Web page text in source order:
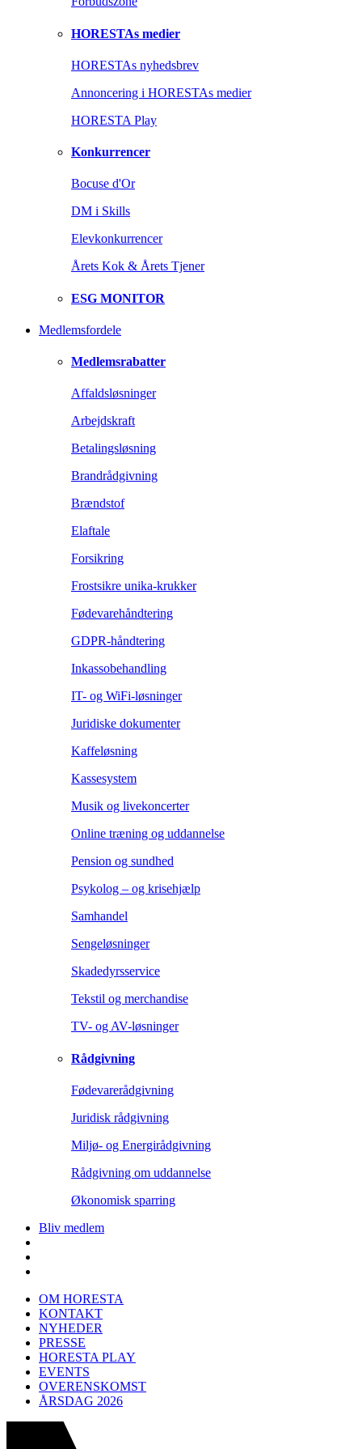
HORESTAs medier
HORESTAs nyhedsbrev
Annoncering i HORESTAs medier
HORESTA Play
Konkurrencer
Bocuse d'Or
DM i Skills
Elevkonkurrencer
Årets Kok & Årets Tjener
ESG MONITOR
Medlemsfordele
Medlemsrabatter
Affaldsløsninger
Arbejdskraft
Betalingsløsning
Brandrådgivning
Brændstof
Elaftale
Forsikring
Frostsikre unika-krukker
Fødevarehåndtering
GDPR-håndtering
Inkassobehandling
IT- og WiFi-løsninger
Juridiske dokumenter
Kaffeløsning
Kassesystem
Musik og livekoncerter
Online træning og uddannelse
Pension og sundhed
Psykolog – og krisehjælp
Samhandel
Sengeløsninger
Skadedyrsservice
Tekstil og merchandise
TV- og AV-løsninger
Rådgivning
Fødevarerådgivning
Juridisk rådgivning
Miljø- og Energirådgivning
Rådgivning om uddannelse
Økonomisk sparring
Bliv medlem
OM HORESTA
KONTAKT
NYHEDER
PRESSE
HORESTA PLAY
EVENTS
OVERENSKOMST
ÅRSDAG 2026